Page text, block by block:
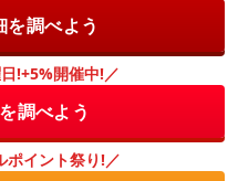
を調べよう
!+5%開催中!／
調べよう
ポイント祭り!／